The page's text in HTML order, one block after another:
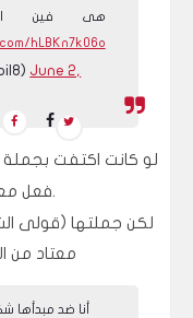
هى فين
hLBKn7k06o
June 2,
فعل معتاد على المواقف دى.
معتاد من
أنا ضد مبدأها